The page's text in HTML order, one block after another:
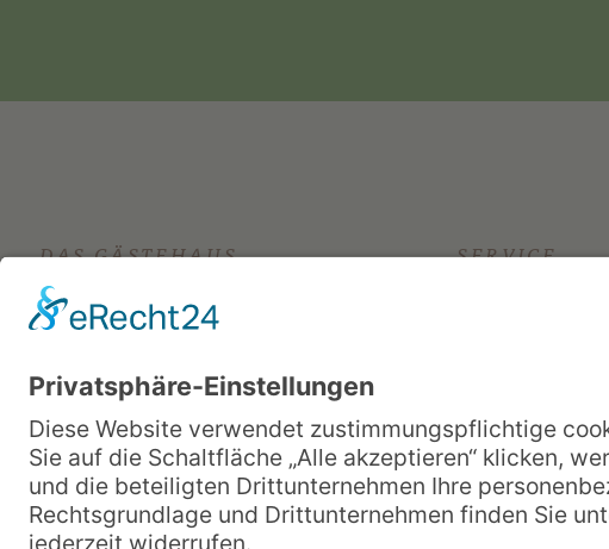
DAS GÄSTEHAUS
Stellenangebote
Mediathek
Hausleitung
SERVICE
Zimmer buchen